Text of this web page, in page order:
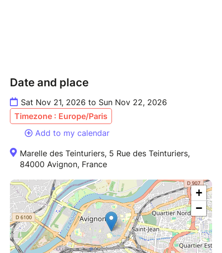
Date and place
Sat Nov 21, 2026 to Sun Nov 22, 2026
Timezone : Europe/Paris
Add to my calendar
Marelle des Teinturiers, 5 Rue des Teinturiers,
84000 Avignon, France
+
−